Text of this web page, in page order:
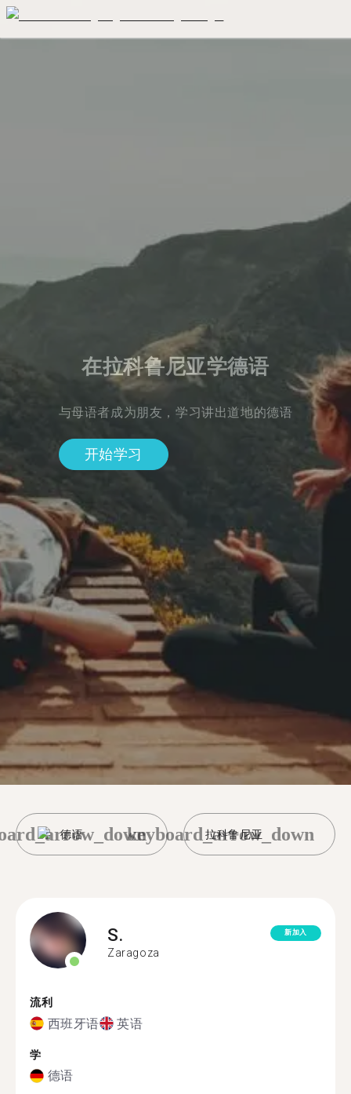
在拉科鲁尼亚学德语
与母语者成为朋友，学习讲出道地的德语
开始学习
德语 拉科鲁尼亚
keyboard_arrow_down
S.
Zaragoza
新加入
流利
西班牙语 英语
学
德语